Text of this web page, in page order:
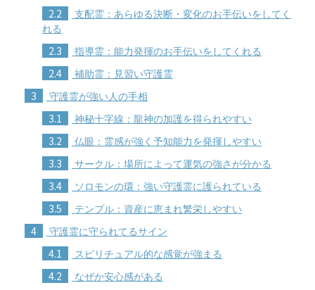
2.2
支配霊：あらゆる決断・変化のお手伝いをしてく
れる
2.3 指導霊：能力発揮のお手伝いをしてくれる
2.4 補助霊：見習い守護霊
3 守護霊が強い人の手相
3.1 神秘十字線：龍神の加護を得られやすい
3.2 仏眼：霊感が強く予知能力を発揮しやすい
3.3 サークル：場所によって運気の強さが分かる
3.4 ソロモンの環：強い守護霊に護られている
3.5 テンプル：資産に恵まれ繁栄しやすい
4 守護霊に守られてるサイン
4.1 スピリチュアル的な感覚が強まる
4.2 なぜか安心感がある